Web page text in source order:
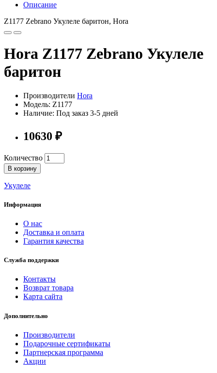
Описание
Z1177 Zebrano Укулеле баритон, Hora
Hora Z1177 Zebrano Укулеле
баритон
Производители Hora
Модель: Z1177
Наличие: Под заказ 3-5 дней
10630 ₽
Количество
В корзину
Укулеле
Информация
О нас
Доставка и оплата
Гарантия качества
Служба поддержки
Контакты
Возврат товара
Карта сайта
Дополнительно
Производители
Подарочные сертификаты
Партнерская программа
Акции